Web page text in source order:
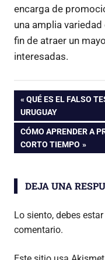
encarga de
una amplia
fin de atraer un
interesadas.
Navegación
de
entradas
ENTRADA
ANTERIOR:
QUÉ ES EL FALSO
URUGUAY
ENTRADA
SIGUIENTE:
CÓMO APRENDER A
CORTO TIEMPO
DEJA UNA
Lo siento, debes estar
comentario.